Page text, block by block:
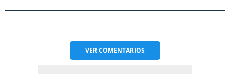
VERCOMENTARIOS